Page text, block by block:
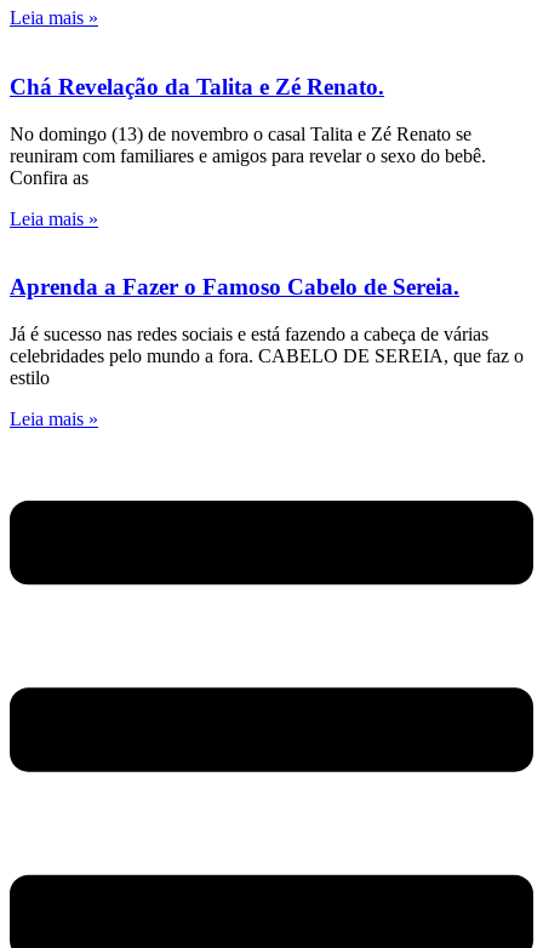
Leia mais »
Chá Revelação da Talita e Zé Renato.
No domingo (13) de novembro o casal Talita e Zé Renato se
reuniram com familiares e amigos para revelar o sexo do bebê.
Confira as
Leia mais »
Aprenda a Fazer o Famoso Cabelo de Sereia.
Já é sucesso nas redes sociais e está fazendo a cabeça de várias
celebridades pelo mundo a fora. CABELO DE SEREIA, que faz o
estilo
Leia mais »